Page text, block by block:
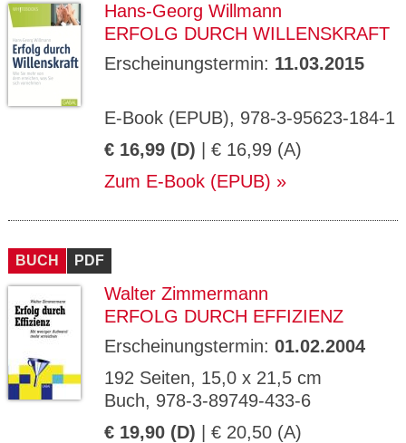
Hans-Georg Willmann
ERFOLG DURCH WILLENSKRAFT
Erscheinungstermin: 11.03.2015
E-Book (EPUB), 978-3-95623-184-1
€ 16,99 (D) | € 16,99 (A)
Zum E-Book (EPUB)
BUCH PDF
Walter Zimmermann
ERFOLG DURCH EFFIZIENZ
Erscheinungstermin: 01.02.2004
192 Seiten, 15,0 x 21,5 cm
Buch, 978-3-89749-433-6
€ 19,90 (D) | € 20,50 (A)